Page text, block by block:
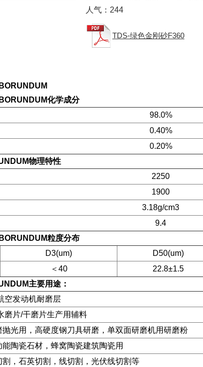
人气： 244
TDS-绿色金刚砂F360
化学成分
98.0%
0.40%
0.20%
物理特性
2250
1900
3.18g/cm3
9.4
粒度分布
D3(um) D50(um)
＜40 22.8±1.5
主要用途：
空发动机耐磨层
磨片/干磨片生产用辅料
抛光用，高硬度钢刀具研磨，单双面研磨机用研磨粉
陶瓷石材，蜂窝陶瓷建筑陶瓷用
割，石英切割，线切割，光伏线切割等